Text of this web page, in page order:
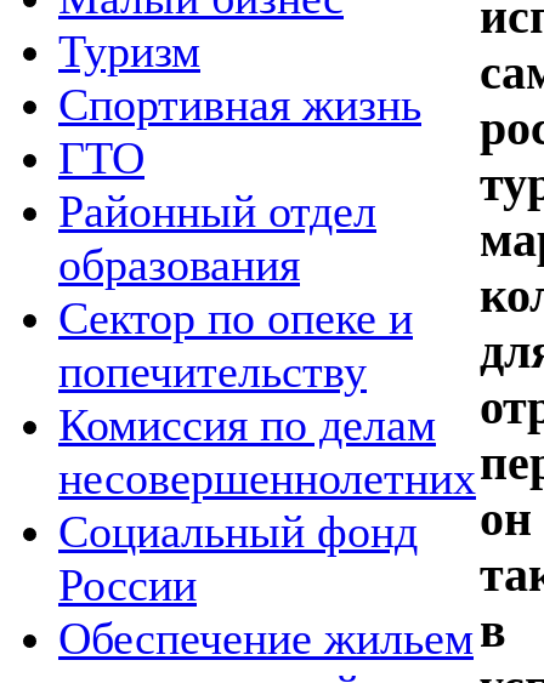
Туризм
Спортивная жизнь
ГТО
Районный отдел
образования
Сектор по опеке и
попечительству
Комиссия по делам
несовершеннолетних
Социальный фонд
России
Обеспечение жильемв